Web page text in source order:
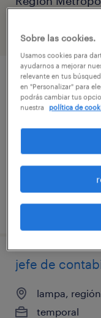
filtro 2
ayudante
lampa,
temporal
$600.000 -
publicado el 14
jefe de
lampa,
temporal
Sobre las cookies.
Usamos cookies para
ayudarnos a mejorar
relevante en tus
en "Personalizar" para
podrás cambiar tus
nuestra
política de